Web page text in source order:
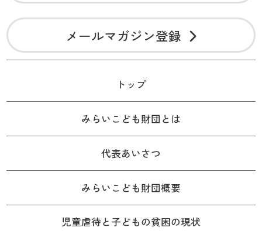
メールマガジン登録
トップ
みらいこども財団とは
代表あいさつ
みらいこども財団概要
児童虐待と子どもの貧困の現状